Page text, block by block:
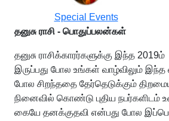
Special Events
தனுசு ராசி - பொதுப்பலன்கள்
தனுசு ராசிக்காரர்களுக்கு இந்த
இருப்பது போல உங்கள் வாழ்விலும் இந்த
போல சிறந்ததை தேர்தெடுக்கும்
நினைவில் கொண்டு புதிய நபர்களிடம்
கையே தனக்குதவி என்பது போல